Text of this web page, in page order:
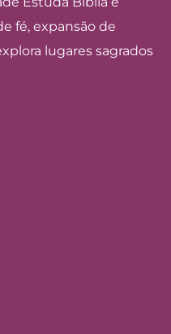
fé, expansão de
lugares sagrados